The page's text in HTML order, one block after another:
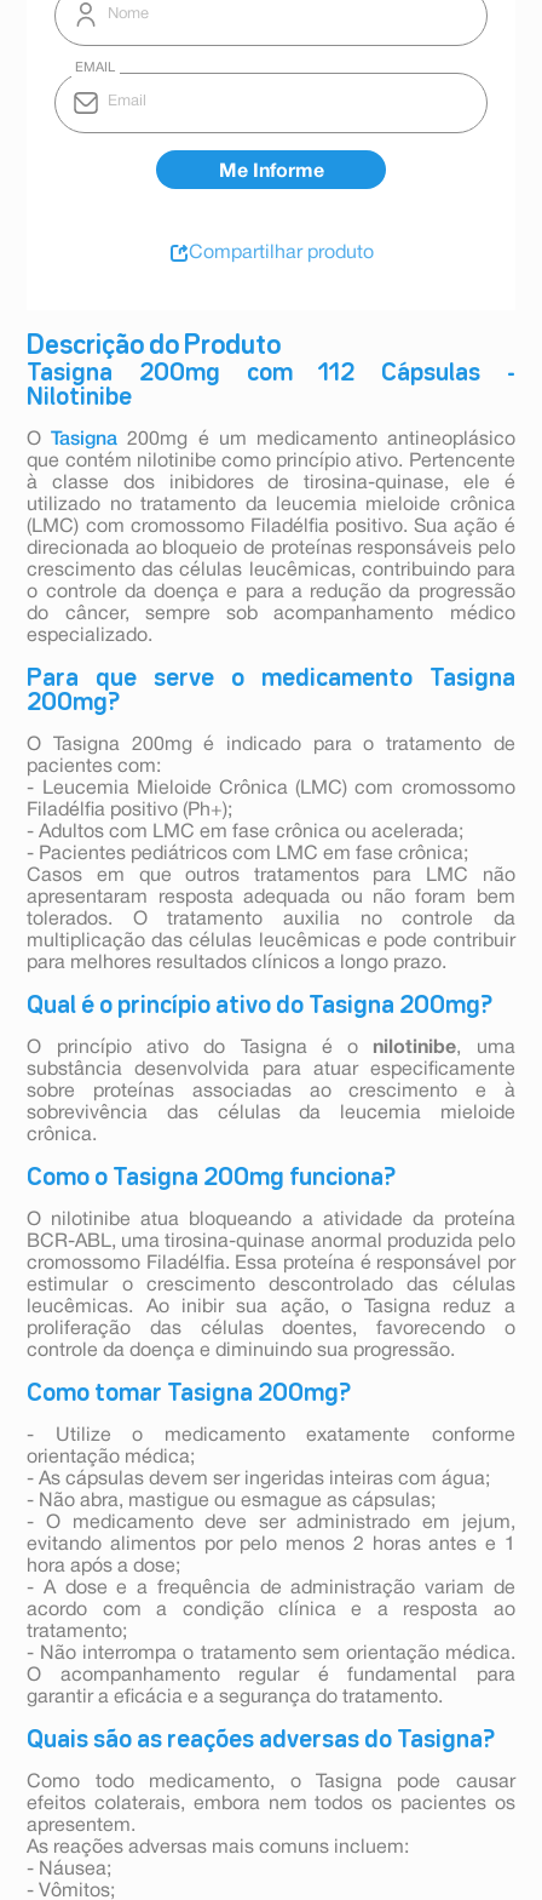
Descrição do Produto
Tasigna 200mg com 112 Cápsulas -
Nilotinibe
O Tasigna 200mg é um medicamento antineoplásico
que contém nilotinibe como princípio ativo. Pertencente
à classe dos inibidores de tirosina-quinase, ele é
utilizado no tratamento da leucemia mieloide crônica
(LMC) com cromossomo Filadélfia positivo. Sua ação é
direcionada ao bloqueio de proteínas responsáveis pelo
crescimento das células leucêmicas, contribuindo para
o controle da doença e para a redução da progressão
do câncer, sempre sob acompanhamento médico
especializado.
Para que serve o medicamento Tasigna
200mg?
O Tasigna 200mg é indicado para o tratamento de
pacientes com:
- Leucemia Mieloide Crônica (LMC) com cromossomo
Filadélfia positivo (Ph+);
- Adultos com LMC em fase crônica ou acelerada;
- Pacientes pediátricos com LMC em fase crônica;
Casos em que outros tratamentos para LMC não
apresentaram resposta adequada ou não foram bem
tolerados. O tratamento auxilia no controle da
multiplicação das células leucêmicas e pode contribuir
para melhores resultados clínicos a longo prazo.
Qual é o princípio ativo do Tasigna 200mg?
O princípio ativo do Tasigna é o nilotinibe, uma
substância desenvolvida para atuar especificamente
sobre proteínas associadas ao crescimento e à
sobrevivência das células da leucemia mieloide
crônica.
Como o Tasigna 200mg funciona?
O nilotinibe atua bloqueando a atividade da proteína
BCR-ABL, uma tirosina-quinase anormal produzida pelo
cromossomo Filadélfia. Essa proteína é responsável por
estimular o crescimento descontrolado das células
leucêmicas. Ao inibir sua ação, o Tasigna reduz a
proliferação das células doentes, favorecendo o
controle da doença e diminuindo sua progressão.
Como tomar Tasigna 200mg?
- Utilize o medicamento exatamente conforme
orientação médica;
- As cápsulas devem ser ingeridas inteiras com água;
- Não abra, mastigue ou esmague as cápsulas;
- O medicamento deve ser administrado em jejum,
evitando alimentos por pelo menos 2 horas antes e 1
hora após a dose;
- A dose e a frequência de administração variam de
acordo com a condição clínica e a resposta ao
tratamento;
- Não interrompa o tratamento sem orientação médica.
O acompanhamento regular é fundamental para
garantir a eficácia e a segurança do tratamento.
Quais são as reações adversas do Tasigna?
Como todo medicamento, o Tasigna pode causar
efeitos colaterais, embora nem todos os pacientes os
apresentem.
As reações adversas mais comuns incluem:
- Náusea;
- Vômitos;
Compartilhar produto